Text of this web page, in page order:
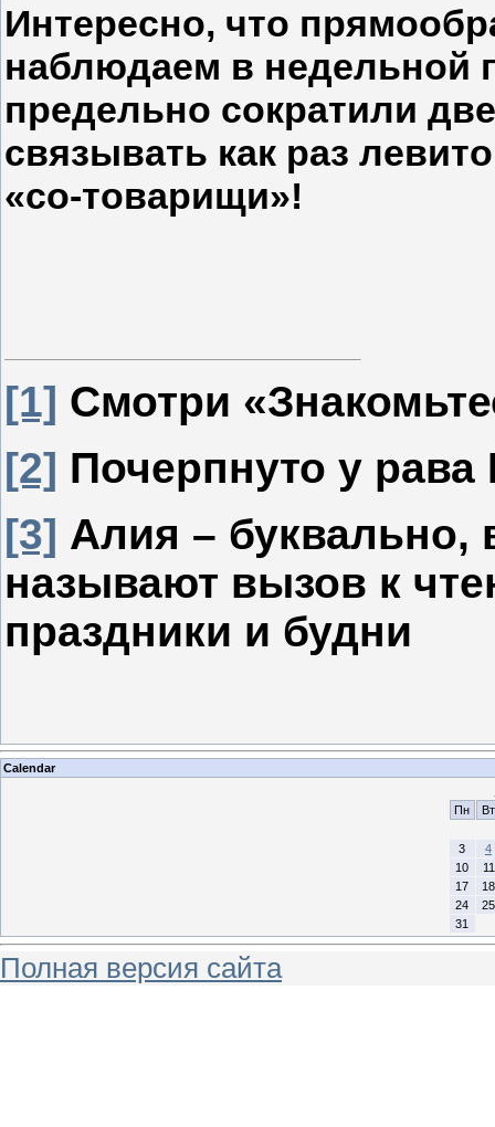
Интересно, что
наблюдаем в недельной
предельно сократили
связывать как раз
«со-товарищи»!
[1] Смотри
[2] Почерпнуто у
[3] Алия – буквально,
называют вызов к
праздники и будни
Calendar
Пн
Вт
3
4
10
11
17
18
24
25
31
Полная версия сайта